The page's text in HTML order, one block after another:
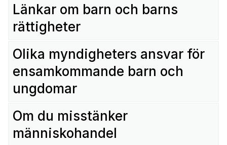
Länkar om barn och barns
rättigheter
Olika myndigheters ansvar för
ensamkommande barn och
ungdomar
Om du misstänker
människohandel